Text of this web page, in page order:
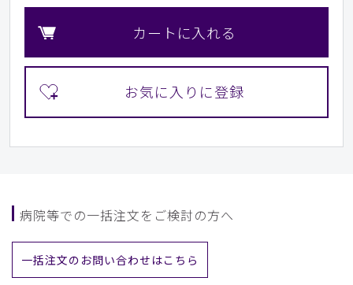
カートに入れる
病院等での一括注文をご検討の方へ
一括注文のお問い合わせはこちら